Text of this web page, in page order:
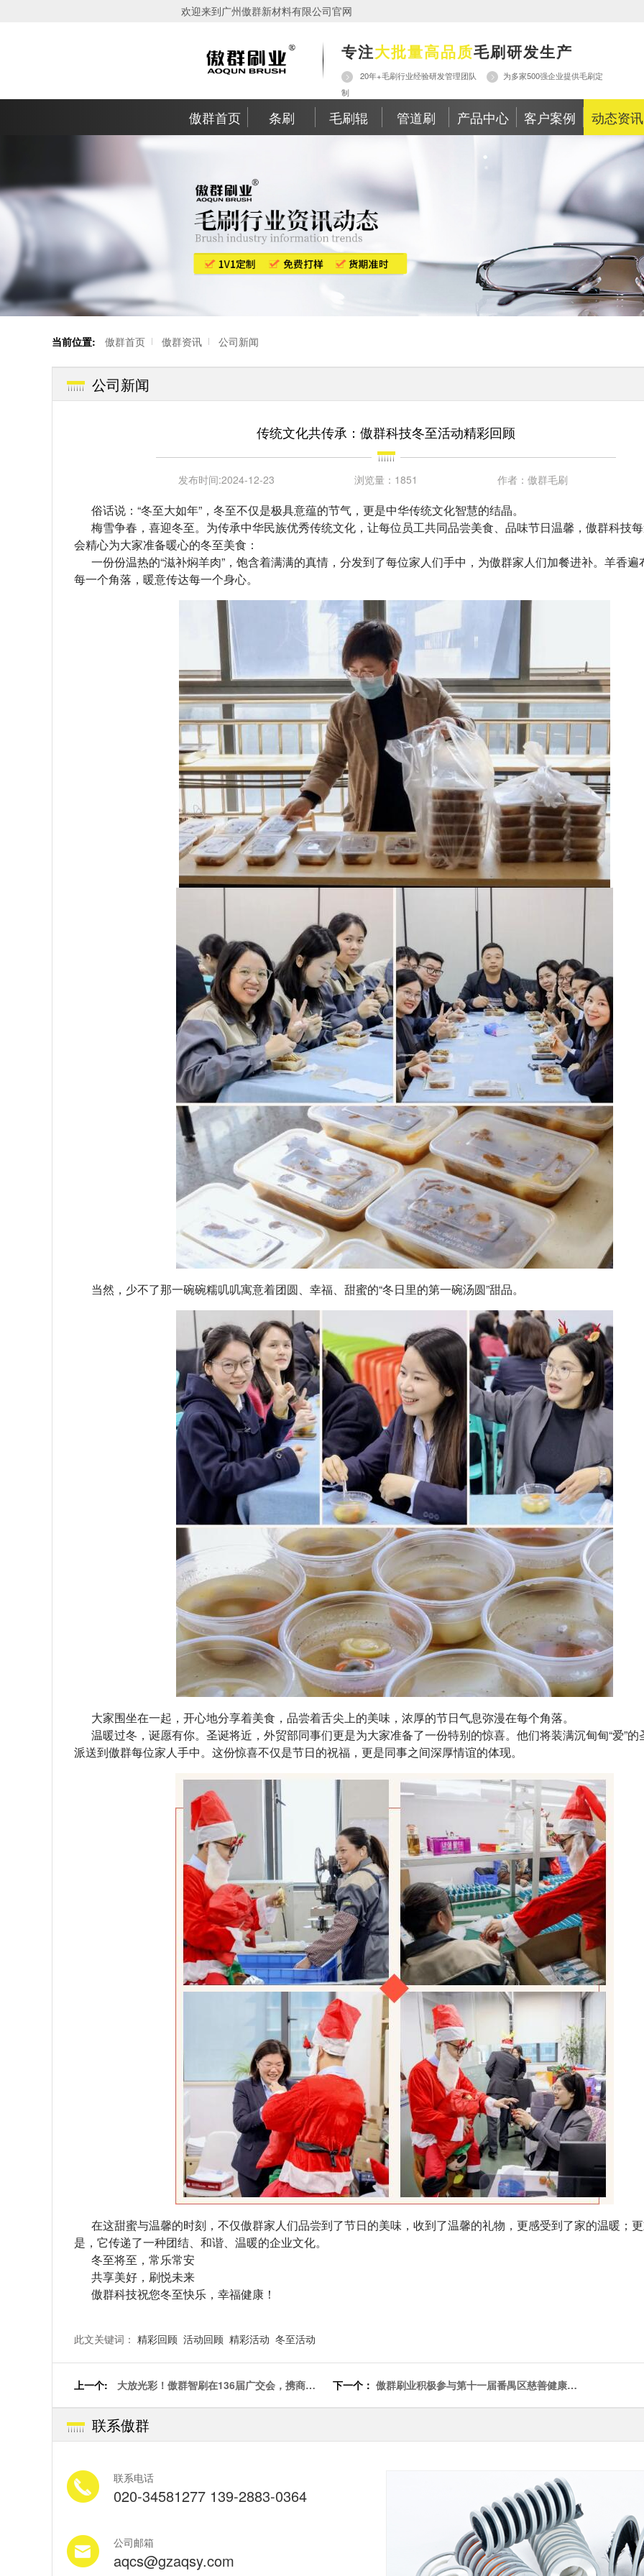
欢迎来到广州傲群新材料有限公司官网
专注大批量高品质毛刷研发生产
20年+毛刷行业经验研发管理团队
为多家500强企业提供毛刷定
制
傲群首页 条刷 毛刷辊 管道刷 产品中心 客户案例 动态资讯
当前位置: 傲群首页 傲群资讯 公司新闻
公司新闻
传统文化共传承：傲群科技冬至活动精彩回顾
发布时间:2024-12-23 浏览量： 1851 作者： 傲群毛刷
俗话说：“冬至大如年”，冬至不仅是极具意蕴的节气，更是中华传统文化智慧的结晶。
梅雪争春，喜迎冬至。为传承中华民族优秀传统文化，让每位员工共同品尝美食、品味节日温馨，傲群科技
会精心为大家准备暖心的冬至美食：
一份份温热的“滋补焖羊肉”，饱含着满满的真情，分发到了每位家人们手中，为傲群家人们加餐进补。羊香遍
每一个角落，暖意传达每一个身心。
当然，少不了那一碗碗糯叽叽寓意着团圆、幸福、甜蜜的“冬日里的第一碗汤圆”甜品。
大家围坐在一起，开心地分享着美食，品尝着舌尖上的美味，浓厚的节日气息弥漫在每个角落。
温暖过冬，诞愿有你。圣诞将近，外贸部同事们更是为大家准备了一份特别的惊喜。他们将装满沉甸甸“爱”的
派送到傲群每位家人手中。这份惊喜不仅是节日的祝福，更是同事之间深厚情谊的体现。
在这甜蜜与温馨的时刻，不仅傲群家人们品尝到了节日的美味，收到了温馨的礼物，更感受到了家的温暖；
是，它传递了一种团结、和谐、温暖的企业文化。
冬至将至，常乐常安
共享美好，刷悦未来
傲群科技祝您冬至快乐，幸福健康！
此文关键词： 精彩回顾 活动回顾 精彩活动 冬至活动
上一个:
大放光彩！傲群智刷在136届广交会，携商刷
下一个： 傲群刷业积极参与第十一届番禺区慈善健康行
联系傲群
联系电话
020-34581277 139-2883-0364
公司邮箱
aqcs@gzaqsy.com